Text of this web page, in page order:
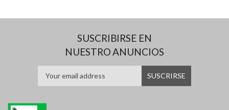
SUSCRIBIRSE EN
NUESTRO ANUNCIOS